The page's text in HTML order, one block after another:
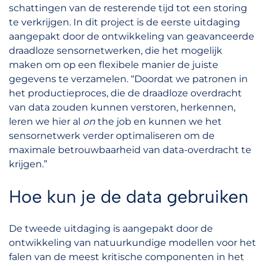
schattingen van de resterende tijd tot een storing
te verkrijgen. In dit project is de eerste uitdaging
aangepakt door de ontwikkeling van geavanceerde
draadloze sensornetwerken, die het mogelijk
maken om op een flexibele manier de juiste
gegevens te verzamelen. “Doordat we patronen in
het productieproces, die de draadloze overdracht
van data zouden kunnen verstoren, herkennen,
leren we hier al on the job en kunnen we het
sensornetwerk verder optimaliseren om de
maximale betrouwbaarheid van data-overdracht te
krijgen.”
Hoe kun je de data gebruiken
De tweede uitdaging is aangepakt door de
ontwikkeling van natuurkundige modellen voor het
falen van de meest kritische componenten in het